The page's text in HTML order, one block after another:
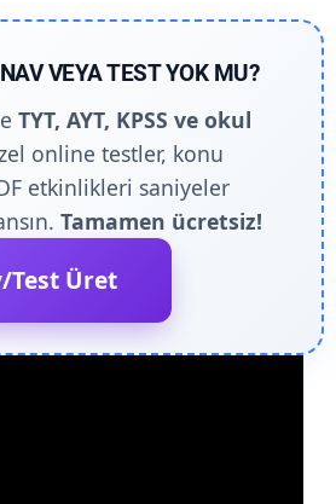
VEYA TEST YOK MU?
TYT, AYT, KPSS ve okul
online testler, konu
etkinlikleri saniyeler
Tamamen ücretsiz!
Test Üret